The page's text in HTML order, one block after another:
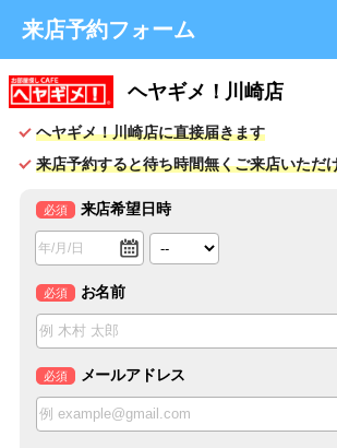
来店予約フォーム
ヘヤギメ！川崎店
ヘヤギメ！川崎店に直接届きます
来店予約すると待ち時間無くご来店いただ
必須 来店希望日時
必須 お名前
必須 メールアドレス